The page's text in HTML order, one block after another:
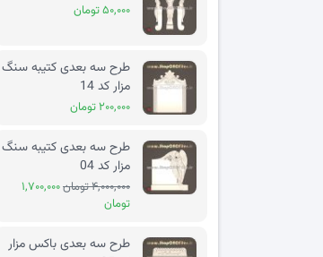
۵۰,۰۰۰ تومان
طرح سه بعدی کتیبه سنگ
مزار کد 14
۲۰۰,۰۰۰ تومان
طرح سه بعدی کتیبه سنگ
مزار کد 04
۴,۰۰۰,۰۰۰ تومان
۱,۷۰۰,۰۰۰
تومان
طرح سه بعدی باکس مزار